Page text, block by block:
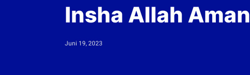
Insha Allah Aman
Juni 19, 2023